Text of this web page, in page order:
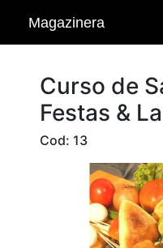
Magazinera
Curso de
Festas &
Cod: 13